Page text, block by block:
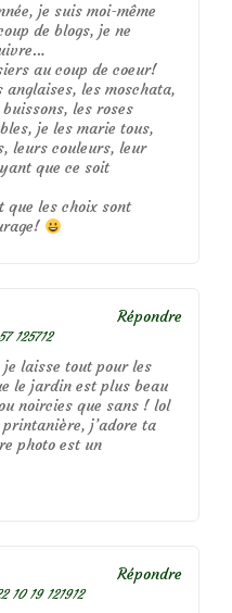
je suis moi-même
de blogs, je ne
au coup de coeur!
anglaises, les moschata,
les roses
je les marie tous,
leurs couleurs, leur
que ce soit
les choix sont
125712
laisse tout pour les
le jardin est plus beau
noircies que sans ! lol
j’adore ta
photo est un
Répondre
10 19 121912
Répondre